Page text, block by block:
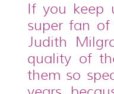
If you keep
super fan
Judith
quality of
them so